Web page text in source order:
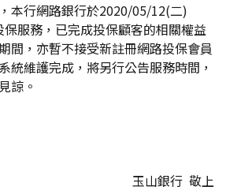
本行網路銀行於2020/05/12(二)
服務，已完成投保顧客的相關權益
間，亦暫不接受新註冊網路投保會員
統維護完成，將另行公告服務時間，
諒。
玉山銀行 敬上